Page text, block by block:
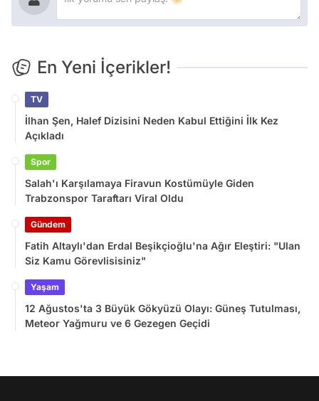
En Yeni İçerikler!
TV
İlhan Şen, Halef Dizisini Neden Kabul Ettiğini İlk Kez
Açıkladı
Spor
Salah'ı Karşılamaya Firavun Kostümüyle Giden
Trabzonspor Taraftarı Viral Oldu
Gündem
Fatih Altaylı'dan Erdal Beşikçioğlu'na Ağır Eleştiri: "Ulan
Siz Kamu Görevlisisiniz"
Yaşam
12 Ağustos'ta 3 Büyük Gökyüzü Olayı: Güneş Tutulması,
Meteor Yağmuru ve 6 Gezegen Geçidi